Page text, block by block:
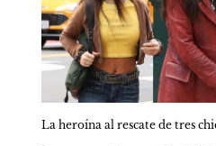
La heroína al rescate de tres